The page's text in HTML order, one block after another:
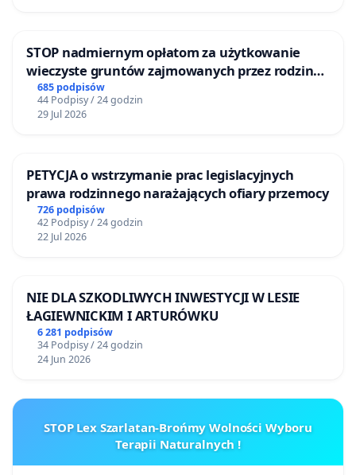
STOP nadmiernym opłatom za użytkowanie
wieczyste gruntów zajmowanych przez rodzinne
ogrody działkowe.
685 podpisów
44 Podpisy / 24 godzin
29 Jul 2026
PETYCJA o wstrzymanie prac legislacyjnych
prawa rodzinnego narażających ofiary przemocy
726 podpisów
42 Podpisy / 24 godzin
22 Jul 2026
NIE DLA SZKODLIWYCH INWESTYCJI W LESIE
ŁAGIEWNICKIM I ARTURÓWKU
6 281 podpisów
34 Podpisy / 24 godzin
24 Jun 2026
STOP Lex Szarlatan-Brońmy Wolności Wyboru
Terapii Naturalnych !